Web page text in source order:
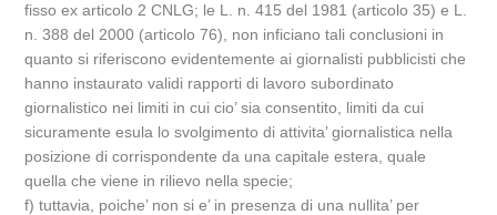
fisso ex articolo 2 CNLG; le L. n. 415 del 1981 (articolo 35) e L.
n. 388 del 2000 (articolo 76), non inficiano tali conclusioni in
quanto si riferiscono evidentemente ai giornalisti pubblicisti che
hanno instaurato validi rapporti di lavoro subordinato
giornalistico nei limiti in cui cio’ sia consentito, limiti da cui
sicuramente esula lo svolgimento di attivita’ giornalistica nella
posizione di corrispondente da una capitale estera, quale
quella che viene in rilievo nella specie;
f) tuttavia, poiche’ non si e’ in presenza di una nullita’ per